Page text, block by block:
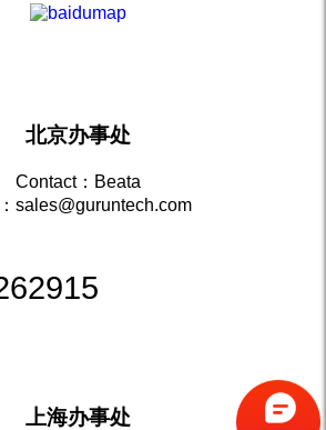
北京办事处
Contact：Beata
sales@guruntech.com
上海办事处